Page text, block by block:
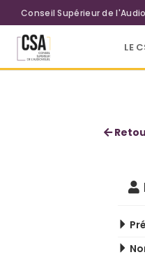
Aller au contenu principal
Conseil Supérieur de
LE
Jean-Yves